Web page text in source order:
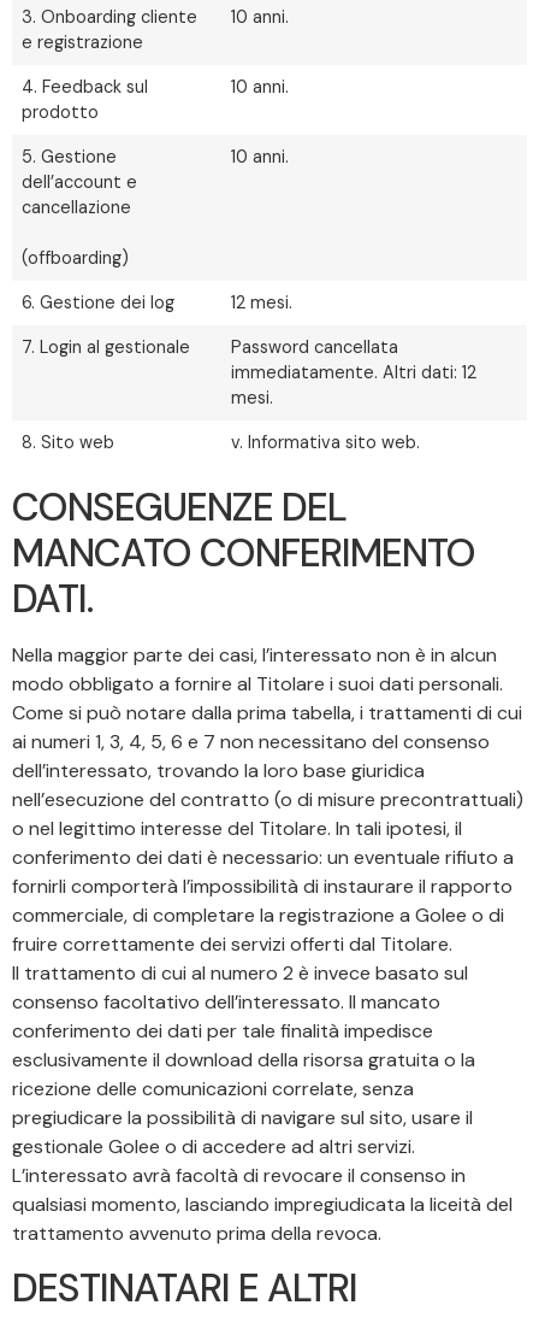
3. Onboarding cliente
e registrazione
10 anni.
4. Feedback sul
prodotto
10 anni.
5. Gestione
dell’account e
cancellazione
(offboarding)
10 anni.
6. Gestione dei log 12 mesi.
7. Login al gestionale
Password cancellata
immediatamente. Altri dati: 12
mesi.
8. Sito web v. Informativa sito web.
CONSEGUENZE DEL
MANCATO CONFERIMENTO
DATI.
Nella maggior parte dei casi, l’interessato non è in alcun
modo obbligato a fornire al Titolare i suoi dati personali.
Come si può notare dalla prima tabella, i trattamenti di cui
ai numeri 1, 3, 4, 5, 6 e 7 non necessitano del consenso
dell’interessato, trovando la loro base giuridica
nell’esecuzione del contratto (o di misure precontrattuali)
o nel legittimo interesse del Titolare. In tali ipotesi, il
conferimento dei dati è necessario: un eventuale rifiuto a
fornirli comporterà l’impossibilità di instaurare il rapporto
commerciale, di completare la registrazione a Golee o di
fruire correttamente dei servizi offerti dal Titolare.
Il trattamento di cui al numero 2 è invece basato sul
consenso facoltativo dell’interessato. Il mancato
conferimento dei dati per tale finalità impedisce
esclusivamente il download della risorsa gratuita o la
ricezione delle comunicazioni correlate, senza
pregiudicare la possibilità di navigare sul sito, usare il
gestionale Golee o di accedere ad altri servizi.
L’interessato avrà facoltà di revocare il consenso in
qualsiasi momento, lasciando impregiudicata la liceità del
trattamento avvenuto prima della revoca.
DESTINATARI E ALTRI